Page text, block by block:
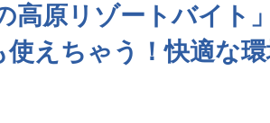
高原リゾートバイト
えちゃう！快適な